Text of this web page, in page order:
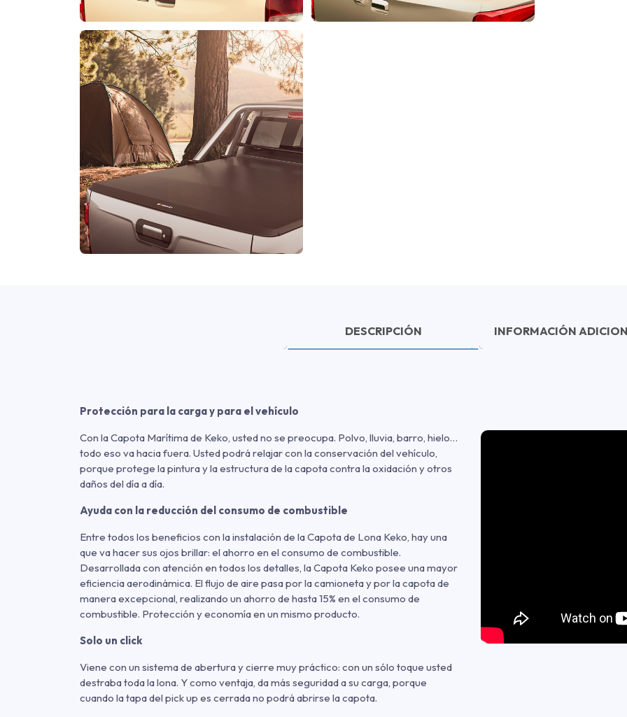
DESCRIPCIÓN INFORMACIÓN
Protección para la carga y para el vehículo
Con la Capota Marítima de Keko, usted no se preocupa. Polvo, lluvia, barro, hielo…
todo eso va hacia fuera. Usted podrá relajar con la conservación del vehículo,
porque protege la pintura y la estructura de la capota contra la oxidación y otros
daños del día a día.
Ayuda con la reducción del consumo de combustible
Entre todos los beneficios con la instalación de la Capota de Lona Keko, hay una
que va hacer sus ojos brillar: el ahorro en el consumo de combustible.
Desarrollada con atención en todos los detalles, la Capota Keko posee una mayor
eficiencia aerodinámica. El flujo de aire pasa por la camioneta y por la capota de
manera excepcional, realizando un ahorro de hasta 15% en el consumo de
combustible. Protección y economía en un mismo producto.
Solo un click
Viene con un sistema de abertura y cierre muy práctico: con un sólo toque usted
destraba toda la lona. Y como ventaja, da más seguridad a su carga, porque
cuando la tapa del pick up es cerrada no podrá abrirse la capota.